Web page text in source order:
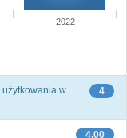
2022
4
w
4,00